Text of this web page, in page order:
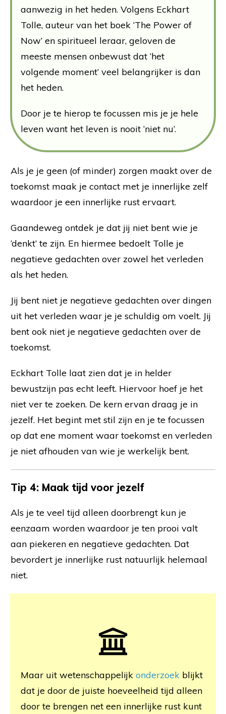
aanwezig in het heden. Volgens Eckhart
Tolle, auteur van het boek ‘The Power of
Now’ en spiritueel leraar, geloven de
meeste mensen onbewust dat ‘het
volgende moment’ veel belangrijker is dan
het heden.
Door je te hierop te focussen mis je je hele
leven want het leven is nooit ‘niet nu’.
Als je je geen (of minder) zorgen maakt over de
toekomst maak je contact met je innerlijke zelf
waardoor je een innerlijke rust ervaart.
Gaandeweg ontdek je dat jij niet bent wie je
‘denkt’ te zijn. En hiermee bedoelt Tolle je
negatieve gedachten over zowel het verleden
als het heden.
Jij bent niet je negatieve gedachten over dingen
uit het verleden waar je je schuldig om voelt. Jij
bent ook niet je negatieve gedachten over de
toekomst.
Eckhart Tolle laat zien dat je in helder
bewustzijn pas echt leeft. Hiervoor hoef je het
niet ver te zoeken. De kern ervan draag je in
jezelf. Het begint met stil zijn en je te focussen
op dat ene moment waar toekomst en verleden
je niet afhouden van wie je werkelijk bent.
Tip 4: Maak tijd voor jezelf
Als je te veel tijd alleen doorbrengt kun je
eenzaam worden waardoor je ten prooi valt
aan piekeren en negatieve gedachten. Dat
bevordert je innerlijke rust natuurlijk helemaal
niet.
Maar uit wetenschappelijk onderzoek blijkt
dat je door de juiste hoeveelheid tijd alleen
door te brengen net een innerlijke rust kunt